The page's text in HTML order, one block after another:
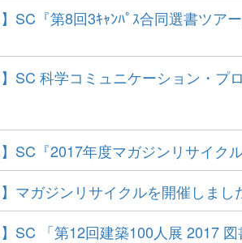
】SC『第8回3ｷｬﾝﾊﾟｽ合同選書ツア
】SC 科学コミュニケーション・
】SC『2017年度マガジンリサイク
マガジンリサイクルを開催しまし
】SC 「第12回建築100人展 2017